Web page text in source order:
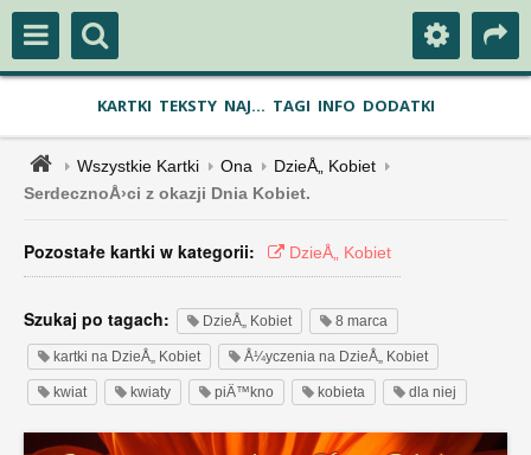
KARTKI TEKSTY NAJ... TAGI INFO DODATKI
Wszystkie Kartki Ona
DzieÅ„ Kobiet
SerdecznoÅ›ci z okazji Dnia Kobiet.
Pozostałe kartki w kategorii: DzieÅ„ Kobiet
Szukaj po tagach: DzieÅ„ Kobiet 8 marca
kartki na DzieÅ„ Kobiet Å¼yczenia na DzieÅ„ Kobiet
kwiat kwiaty piÄ™kno kobieta dla niej